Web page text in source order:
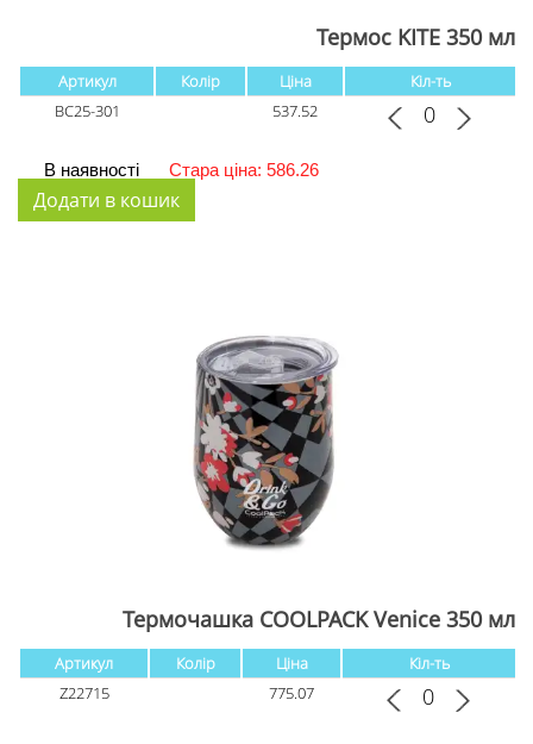
Термос KITE 350 мл
Артикул Колір Ціна
Кіл-ть
BC25-301
537.52
В наявності Стара ціна: 586.26
Термочашка COOLPACK Venice 350 мл
Артикул Колір Ціна
Кіл-ть
Z22715
775.07